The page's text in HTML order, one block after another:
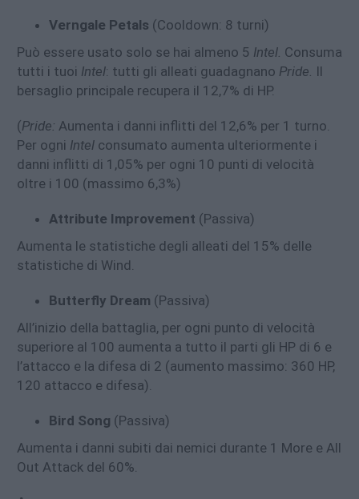
Verngale Petals (Cooldown: 8 turni)
Può essere usato solo se hai almeno 5 Intel. Consuma
tutti i tuoi Intel: tutti gli alleati guadagnano Pride. Il
bersaglio principale recupera il 12,7% di HP.
(Pride: Aumenta i danni inflitti del 12,6% per 1 turno.
Per ogni Intel consumato aumenta ulteriormente i
danni inflitti di 1,05% per ogni 10 punti di velocità
oltre i 100 (massimo 6,3%)
Attribute Improvement (Passiva)
Aumenta le statistiche degli alleati del 15% delle
statistiche di Wind.
Butterfly Dream (Passiva)
All’inizio della battaglia, per ogni punto di velocità
superiore al 100 aumenta a tutto il parti gli HP di 6 e
l’attacco e la difesa di 2 (aumento massimo: 360 HP,
120 attacco e difesa).
Bird Song (Passiva)
Aumenta i danni subiti dai nemici durante 1 More e All
Out Attack del 60%.